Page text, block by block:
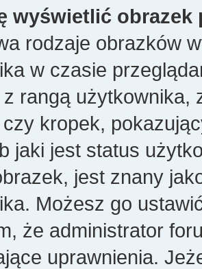
wyświetlić
rodzaje obrazków
w czasie
rangą użytkownika,
kropek,
jaki jest status
jest znany
Możesz go
że administrator
uprawnienia.